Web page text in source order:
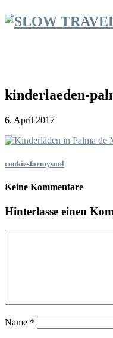
kinderlaeden-
6. April 2017
cookiesformysoul
Keine Kommentare
Hinterlasse einen
Name *